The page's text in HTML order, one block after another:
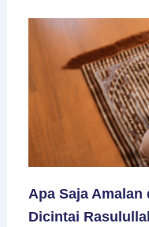
Apa Saja Amalan